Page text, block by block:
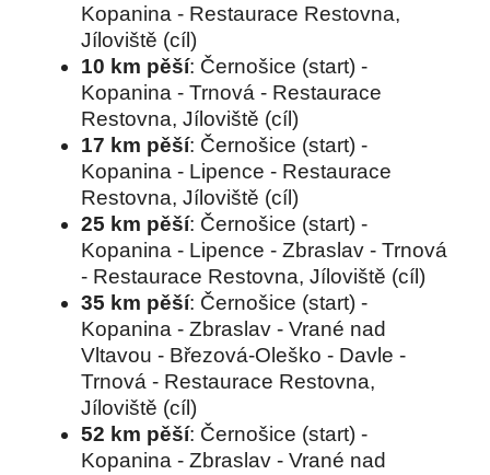
Kopanina - Restaurace Restovna,
Jíloviště (cíl)
10 km pěší: Černošice (start) -
Kopanina - Trnová - Restaurace
Restovna, Jíloviště (cíl)
17 km pěší: Černošice (start) -
Kopanina - Lipence - Restaurace
Restovna, Jíloviště (cíl)
25 km pěší: Černošice (start) -
Kopanina - Lipence - Zbraslav - Trnová
- Restaurace Restovna, Jíloviště (cíl)
35 km pěší: Černošice (start) -
Kopanina - Zbraslav - Vrané nad
Vltavou - Březová-Oleško - Davle -
Trnová - Restaurace Restovna,
Jíloviště (cíl)
52 km pěší: Černošice (start) -
Kopanina - Zbraslav - Vrané nad